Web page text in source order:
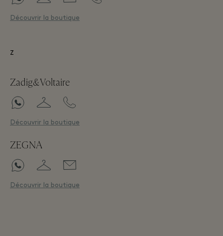
Découvrir la boutique
Z
Zadig&Voltaire
Découvrir la boutique
ZEGNA
Découvrir la boutique